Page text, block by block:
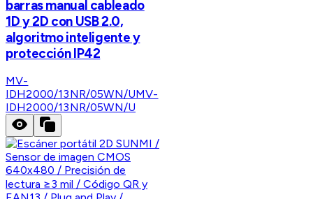
barras manual cableado
1D y 2D con USB 2.0,
algoritmo inteligente y
protección IP42
MV-
IDH2000/13NR/05WN/UMV-
IDH2000/13NR/05WN/U